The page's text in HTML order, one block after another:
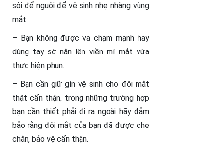
sôi để nguội để vệ sinh nhẹ nhàng vùng
mắt
– Bạn không được va chạm mạnh hay
dùng tay sờ nắn lên viền mí mắt vừa
thực hiện phun.
– Bạn cần giữ gìn vệ sinh cho đôi mắt
thật cẩn thận, trong những trường hợp
bạn cần thiết phải đi ra ngoài hãy đảm
bảo rằng đôi mắt của bạn đã được che
chắn, bảo vệ cẩn thận.